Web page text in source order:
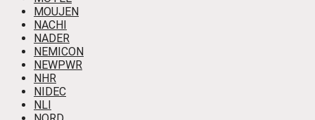
MOUJEN
NACHI
NADER
NEMICON
NEWPWR
NHR
NIDEC
NLI